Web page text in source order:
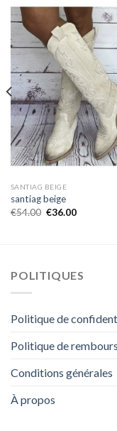
SANTIAG BEIGE
santiag beige
€54.00 €36.00
POLITIQUES
Politique de
Politique de
Conditions générales
À propos